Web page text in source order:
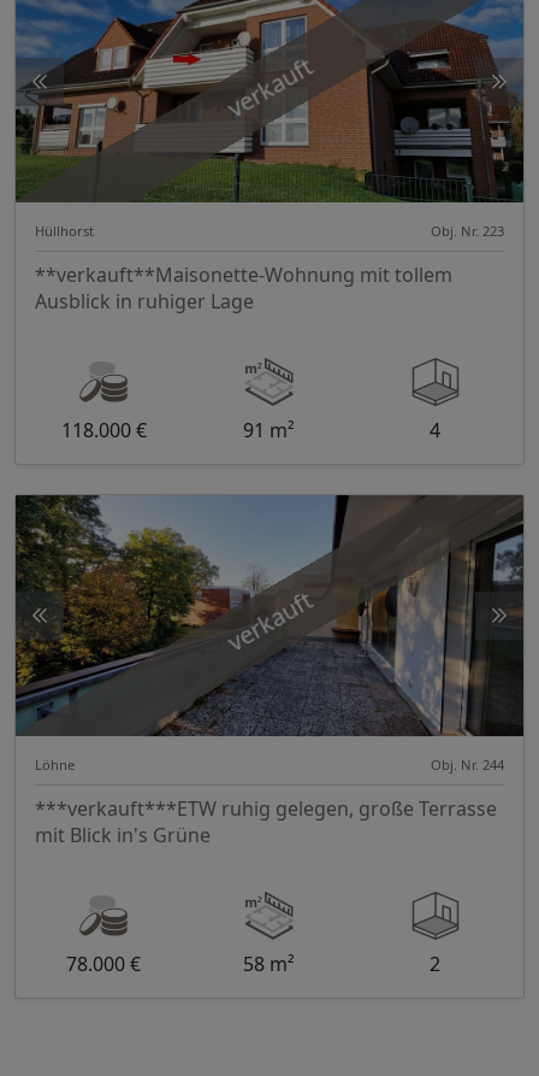
verkauft
Hüllhorst Obj. Nr. 223
**verkauft**Maisonette-Wohnung mit tollem
Ausblick in ruhiger Lage
118.000 € 91 m² 4
verkauft
Löhne Obj. Nr. 244
***verkauft***ETW ruhig gelegen, große Terrasse
mit Blick in's Grüne
78.000 € 58 m² 2